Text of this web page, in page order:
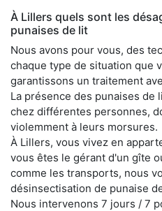
À Lillers quels sont les
punaises de lit
Nous avons pour vous, des
chaque type de situation que
garantissons un traitement
La présence des punaises
chez différentes personnes,
violemment à leurs morsures.
À Lillers, vous vivez en
vous êtes le gérant d'un gîte
comme les transports, nous
désinsectisation de punaise
Nous intervenons 7 jours / 7